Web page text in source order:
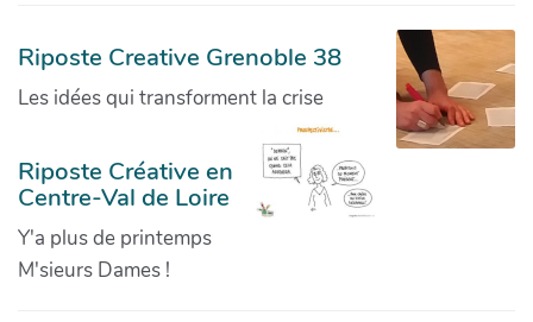
Riposte Creative Grenoble 38
Les idées qui transforment la crise
Riposte Créative en
Centre-Val de Loire
Y'a plus de printemps
M'sieurs Dames !